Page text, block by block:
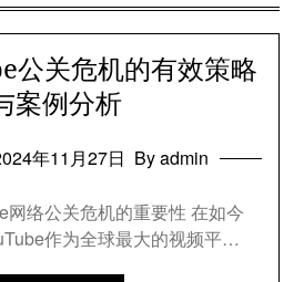
公关危机的有效策略
案例分析
年11月27日 By admin
网络公关危机的重要性 在如今
作为全球最大的视频平…